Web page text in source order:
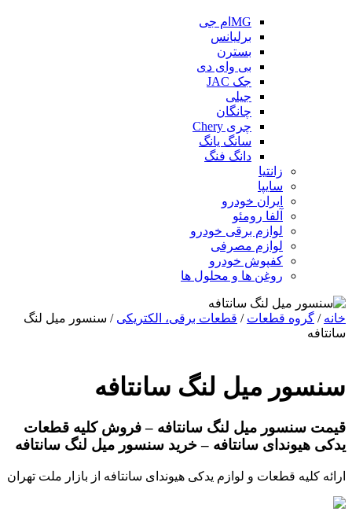
MGام جی
برلیانس
بسترن
بی وای دی
جک JAC
جیلی
چانگان
چری Chery
سانگ یانگ
دانگ فنگ
زانتیا
سایپا
ایران خودرو
آلفا رومئو
لوازم برقی خودرو
لوازم مصرفی
کفپوش خودرو
روغن ها و محلول ها
خانه / گروه قطعات / قطعات برقی، الکتریکی / سنسور میل لنگ
سانتافه
سنسور میل لنگ سانتافه
قیمت سنسور میل لنگ سانتافه – فروش کلیه قطعات
یدکی هیوندای سانتافه – خرید سنسور میل لنگ سانتافه
ارائه کلیه قطعات و لوازم یدکی هیوندای سانتافه از بازار ملت تهران